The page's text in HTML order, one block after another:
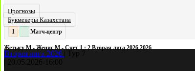
Прогнозы
Букмекеры Казахстана
2 : Матч-центр
Жетысу М - Женис М - Счет 1 : 2 Вторая лига 2026 2026
Вторая лига 2026
Тур 7
20.05.2026- 16:00